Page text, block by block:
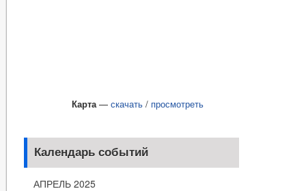
Карта— скачать / просмотреть
Календарь событий
АПРЕЛЬ 2025